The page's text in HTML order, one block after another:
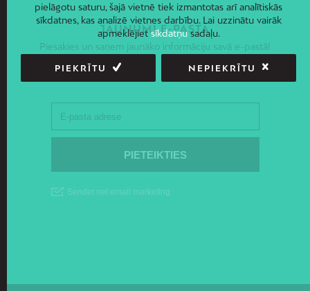
JAUNUMI E-PASTĀ
Piesakies un saņem jaunāko informāciju savā e-pastā!
pielāgotu saturu, šajā vietnē tiek izmantotas arī analītiskās
sīkdatnes, kas analizē vietnes darbību. Lai uzzinātu vairāk
apmeklējietsīkdatņusadaļu.
PIEKRĪTU NEPIEKRĪTU